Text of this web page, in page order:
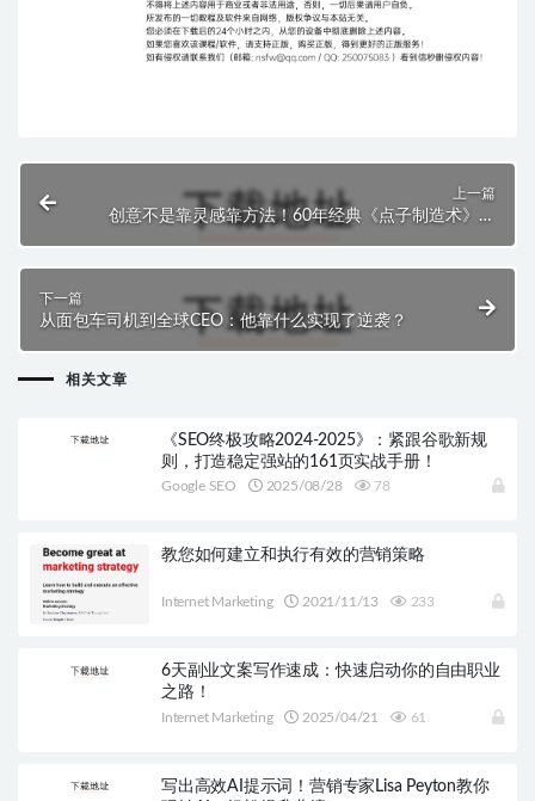
上一篇
创意不是靠灵感靠方法！60年经典《点子制造术》教
下一篇
从面包车司机到全球CEO：他靠什么实现了逆袭？
相关文章
《SEO终极攻略2024-2025》：紧跟谷歌新规
则，打造稳定强站的161页实战手册！
Google SEO 2025/08/28 78
教您如何建立和执行有效的营销策略
Internet Marketing 2021/11/13 233
6天副业文案写作速成：快速启动你的自由职业
之路！
Internet Marketing 2025/04/21 61
写出高效AI提示词！营销专家Lisa Peyton教你